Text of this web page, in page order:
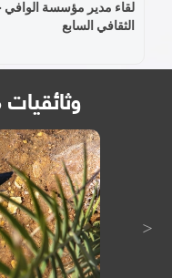
لقاء مدير مؤسسة الوافي
الثقافي السابع
<